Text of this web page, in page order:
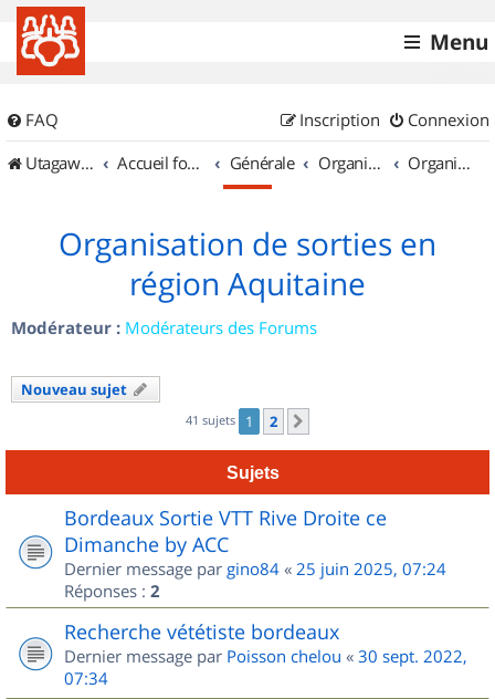
Menu
FAQ Connexion
Inscription
UtagawaVTT (Randos VTT et VTTAE avec traces GPS)
Accueil forum Générale Organisation de sorties & Recherche de partenaires Organisation de sorties en région Aquitaine
Organisation de sorties en
région Aquitaine
Modérateur : Modérateurs des Forums
Nouveau sujet
41 sujets 1 2
Sujets
Bordeaux Sortie VTT Rive Droite ce
Dimanche by ACC
Dernier message par gino84 « 25 juin 2025, 07:24
Réponses : 2
Recherche vététiste bordeaux
Dernier message par Poisson chelou « 30 sept. 2022,
07:34